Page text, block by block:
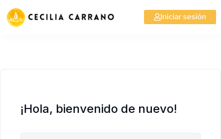
Iniciar sesión
¡Hola, bienvenido de nuevo!